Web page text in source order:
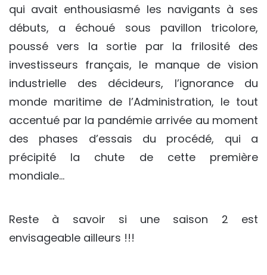
qui avait enthousiasmé les navigants à ses
débuts, a échoué sous pavillon tricolore,
poussé vers la sortie par la frilosité des
investisseurs français, le manque de vision
industrielle des décideurs, l’ignorance du
monde maritime de l’Administration, le tout
accentué par la pandémie arrivée au moment
des phases d’essais du procédé, qui a
précipité la chute de cette première
mondiale…
Reste à savoir si une saison 2 est
envisageable ailleurs !!!